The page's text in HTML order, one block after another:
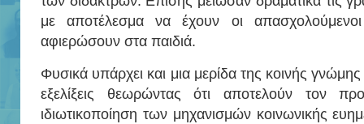
με αποτέλεσμα να έχουν οι
αφιερώσουν στα παιδιά.
Φυσικά υπάρχει και μια μερίδα της κοινής
εξελίξεις θεωρώντας ότι αποτελούν τον
ιδιωτικοποίηση των μηχανισμών κοινωνικής